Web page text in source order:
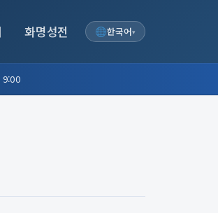
화명성전 한국어▾
9:00